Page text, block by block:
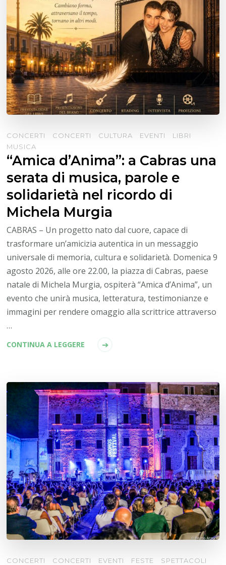
CONCERTI CONCERTI CULTURA EVENTI
LIBRI
MUSICA
“Amica d’Anima”: a Cabras una
serata di musica, parole e
solidarietà nel ricordo di
Michela Murgia
CABRAS – Un progetto nato dal cuore, capace di
trasformare un’amicizia autentica in un messaggio
universale di memoria, cultura e solidarietà. Domenica 9
agosto 2026, alle ore 22.00, la piazza di Cabras, paese
natale di Michela Murgia, ospiterà “Amica d’Anima”, un
evento che unirà musica, letteratura, testimonianze e
immagini per rendere omaggio alla scrittrice attraverso
…
CONTINUA A LEGGERE
CONCERTI CONCERTI EVENTI FESTE SPETTACOLI